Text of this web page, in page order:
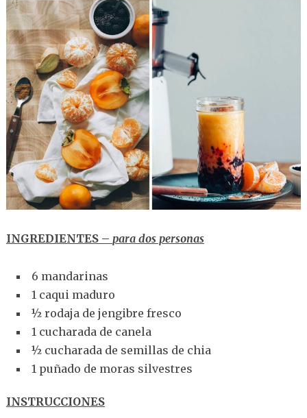
INGREDIENTES – para dos personas
6 mandarinas
1 caqui maduro
½ rodaja de jengibre fresco
1 cucharada de canela
½ cucharada de semillas de chia
1 puñado de moras silvestres
INSTRUCCIONES